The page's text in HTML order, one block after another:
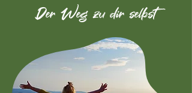
Der Weg zu dir selbst